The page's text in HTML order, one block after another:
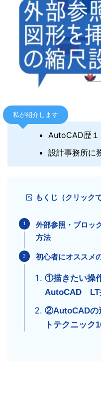
私が紹介します
AutoCAD歴１
設計事務所に
もくじ（クリック
外部参照・ブロッ
方法
初心者にオススメ
①描きたい操
AutoCAD LT
②AutoCADの
トテクニック